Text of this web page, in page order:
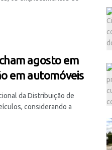
agosto em
em automóveis
da Distribuição de
considerando a